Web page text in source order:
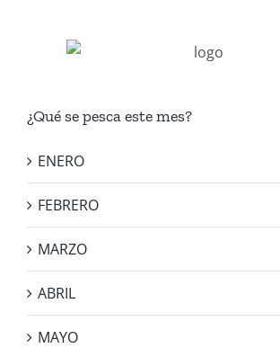
¿Qué se pesca este mes?
ENERO
FEBRERO
MARZO
ABRIL
MAYO